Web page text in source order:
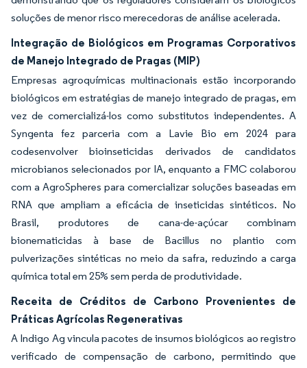
soluções de menor risco merecedoras de análise acelerada.
Integração de Biológicos em Programas Corporativos
de Manejo Integrado de Pragas (MIP)
Empresas agroquímicas multinacionais estão incorporando
biológicos em estratégias de manejo integrado de pragas, em
vez de comercializá-los como substitutos independentes. A
Syngenta fez parceria com a Lavie Bio em 2024 para
codesenvolver bioinseticidas derivados de candidatos
microbianos selecionados por IA, enquanto a FMC colaborou
com a AgroSpheres para comercializar soluções baseadas em
RNA que ampliam a eficácia de inseticidas sintéticos. No
Brasil, produtores de cana-de-açúcar combinam
bionematicidas à base de Bacillus no plantio com
pulverizações sintéticas no meio da safra, reduzindo a carga
química total em 25% sem perda de produtividade.
Receita de Créditos de Carbono Provenientes de
Práticas Agrícolas Regenerativas
A Indigo Ag vincula pacotes de insumos biológicos ao registro
verificado de compensação de carbono, permitindo que